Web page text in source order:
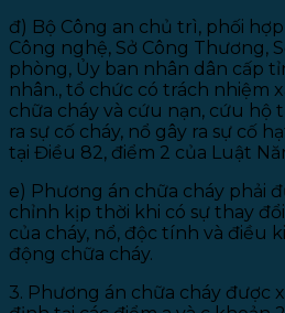
đ) Bộ Công an chủ trì, phối
Công nghệ, Sở Công Thương,
phòng, Ủy ban nhân dân cấp
nhân., tổ chức có trách nhiệm
chữa cháy và cứu nạn, cứu
ra sự cố cháy, nổ gây ra sự cố
tại Điều 82, điểm 2 của Luật
e) Phương án chữa cháy phải
chỉnh kịp thời khi có sự thay
của cháy, nổ, độc tính và điều
động chữa cháy.
3. Phương án chữa cháy được